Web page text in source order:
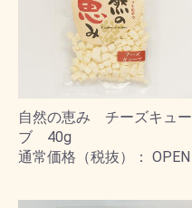
自然の恵み チーズキュー
ブ 40g
通常価格（税抜）： OPEN